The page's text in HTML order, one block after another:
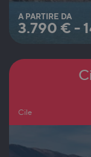
A PARTIRE DA
3.790 € -
Cile